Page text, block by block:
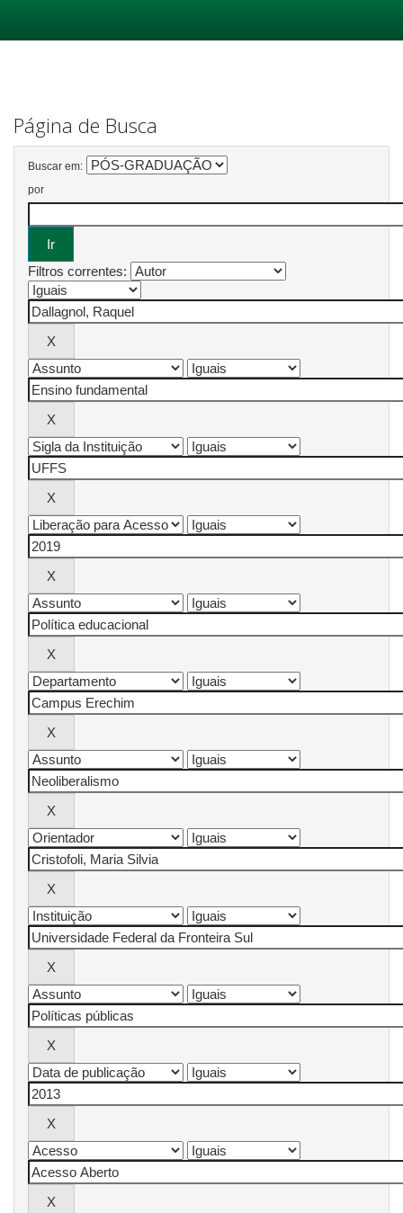
Página de Busca
Buscar em:
por
Filtros correntes: